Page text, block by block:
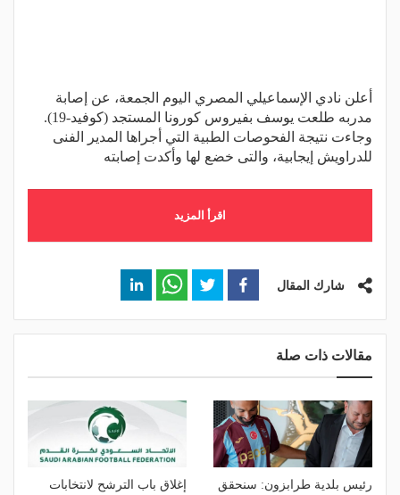
أعلن نادي الإسماعيلي المصري اليوم الجمعة، عن إصابة
مدربه طلعت يوسف بفيروس كورونا المستجد (كوفيد-19).
وجاءت نتيجة الفحوصات الطبية التي أجراها المدير الفنى
للدراويش إيجابية، والتى خضع لها وأكدت إصابته
اقرأ المزيد
شارك المقال
مقالات ذات صلة
رئيس بلدية طرابزون: سنحقق
إغلاق باب الترشح لانتخابات